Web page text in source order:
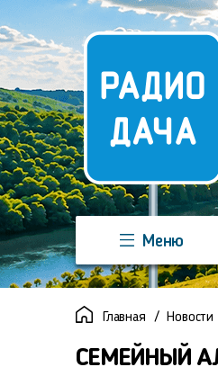
Меню
Команда
Главная Новости
СЕМЕЙНЫЙ